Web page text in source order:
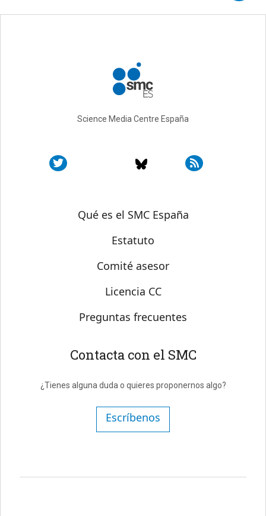
Science Media Centre España
Sobre SMC España
Qué es el SMC España
Estatuto
Comité asesor
Licencia CC
Preguntas frecuentes
Contacta con el SMC
¿Tienes alguna duda o quieres proponernos algo?
Escríbenos